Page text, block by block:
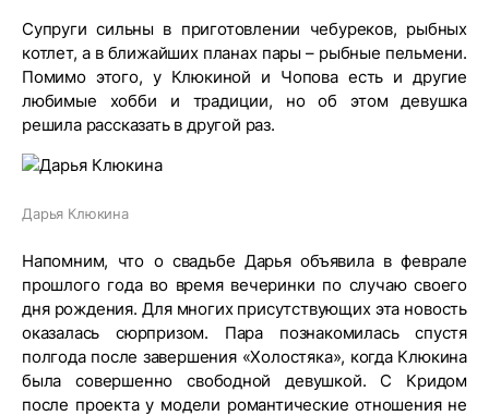
Супруги сильны в приготовлении чебуреков, рыбных
котлет, а в ближайших планах пары – рыбные пельмени.
Помимо этого, у Клюкиной и Чопова есть и другие
любимые хобби и традиции, но об этом девушка
решила рассказать в другой раз.
Дарья Клюкина
Напомним, что о свадьбе Дарья объявила в феврале
прошлого года во время вечеринки по случаю своего
дня рождения. Для многих присутствующих эта новость
оказалась сюрпризом. Пара познакомилась спустя
полгода после завершения «Холостяка», когда Клюкина
была совершенно свободной девушкой. С Кридом
после проекта у модели романтические отношения не